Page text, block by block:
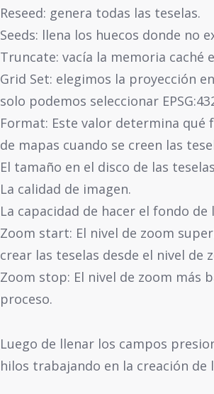
Reseed: genera todas las teselas.
Seeds: llena los huecos donde no
Truncate: vacía la memoria caché
Grid Set: elegimos la proyección
solo podemos seleccionar
Format: Este valor determina qué
de mapas cuando se creen las
El tamaño en el disco de las
La calidad de imagen.
La capacidad de hacer el fondo
Zoom start: El nivel de zoom
crear las teselas desde el nivel de
Zoom stop: El nivel de zoom más
proceso.
Luego de llenar los campos
hilos trabajando en la creación de